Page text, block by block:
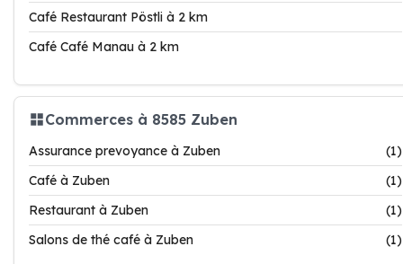
Café Restaurant Pöstli à 2 km
Café Café Manau à 2 km
Commerces à 8585 Zuben
Assurance prevoyance à Zuben
(1)
Café à Zuben
(1)
Restaurant à Zuben
(1)
Salons de thé café à Zuben
(1)